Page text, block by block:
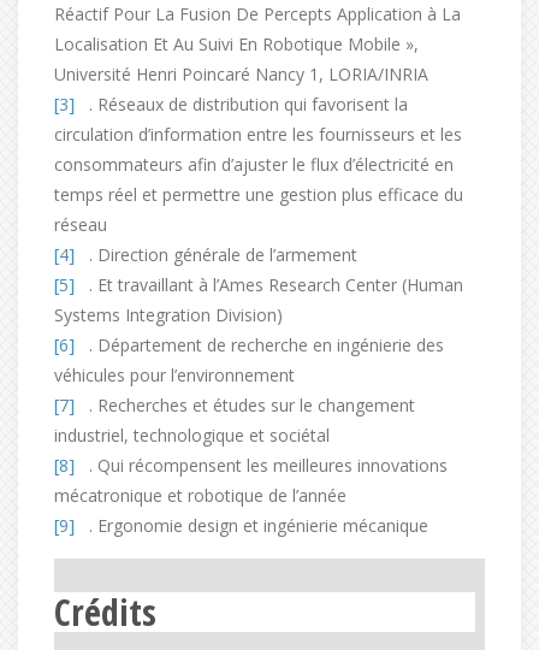
Réactif Pour La Fusion De Percepts Application à La
Localisation Et Au Suivi En Robotique Mobile »,
Université Henri Poincaré Nancy 1, LORIA/INRIA
[3] . Réseaux de distribution qui favorisent la
circulation d’information entre les fournisseurs et les
consommateurs afin d’ajuster le flux d’électricité en
temps réel et permettre une gestion plus efficace du
réseau
[4] . Direction générale de l’armement
[5] . Et travaillant à l’Ames Research Center (Human
Systems Integration Division)
[6] . Département de recherche en ingénierie des
véhicules pour l’environnement
[7] . Recherches et études sur le changement
industriel, technologique et sociétal
[8] . Qui récompensent les meilleures innovations
mécatronique et robotique de l’année
[9] . Ergonomie design et ingénierie mécanique
Crédits